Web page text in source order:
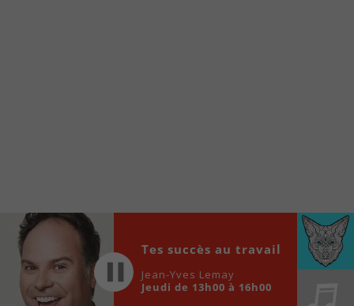
locale vous sont maintenant accessibles en un clic!
Audio
Player
00:00
Tes succès au travail
Jean-Yves Lemay
Jeudi de 13h00 à 16h00